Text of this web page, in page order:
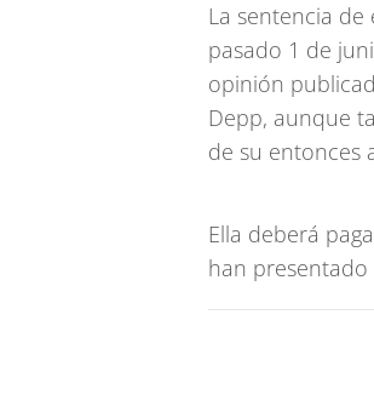
La sentencia
pasado 1 de
opinión
Depp, aunque
de su entonces
Ella deberá
han presentado